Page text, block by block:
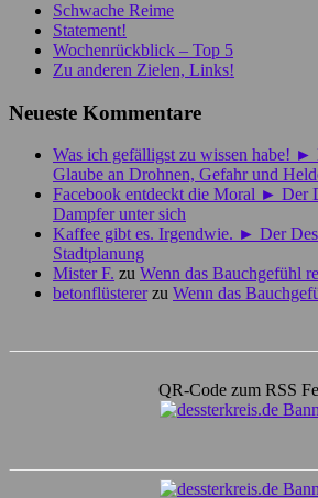
Schwache Reime
Statement!
Wochenrückblick – Top 5
Zu anderen Zielen, Links!
Neueste Kommentare
Was ich gefälligst zu wissen habe! ►
Glaube an Drohnen, Gefahr und
Facebook entdeckt die Moral ► Der
Dampfer unter sich
Kaffee gibt es. Irgendwie. ► Der
Stadtplanung
Mister F. zu Wenn das Bauchgefühl
betonflüstererzu Wenn das
QR-Code zum RSS